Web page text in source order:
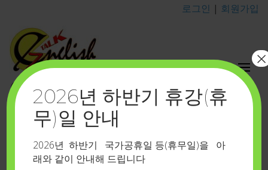
로그인 | 회원가입
이지톡영어포유
카톡 아이디 : eztalkenglish
로그인
2026년 하반기 휴강(휴
무)일 안내
2026년 하반기 국가공휴일 등(휴무일)을 아
래와 같이 안내해 드립니다
×